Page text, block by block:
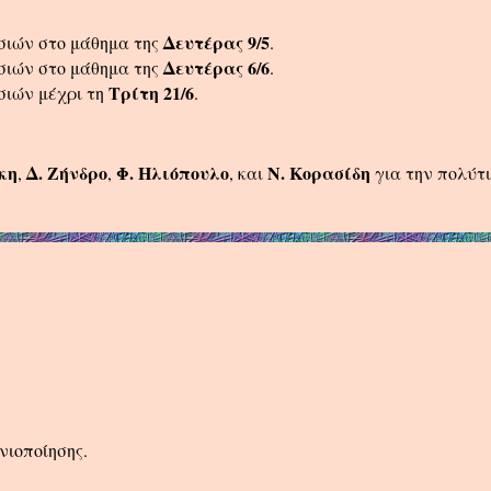
στο μάθημα της Δευτέρας9/5.
στο μάθημα της Δευτέρας6/6.
μέχρι τη Τρίτη 21/6.
, Δ. Ζήνδρο, Φ. Ηλιόπουλο, καιΝ. Κορασίδη για την